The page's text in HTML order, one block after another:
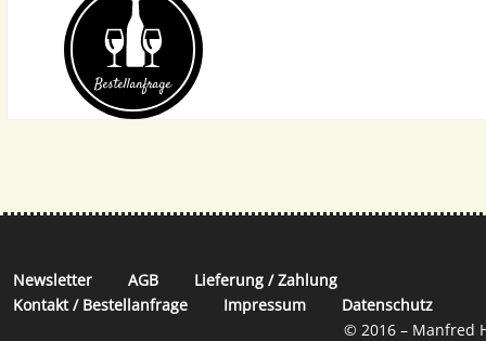
Bestell­anfrage
Newsletter AGB
Lieferung / Zahlung
Kontakt / Bestellanfrage
Impressum
Datenschutz
© 2016 – Manfred